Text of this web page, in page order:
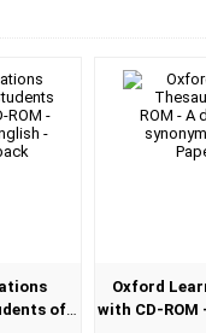
of
Oxford
with CD-ROM